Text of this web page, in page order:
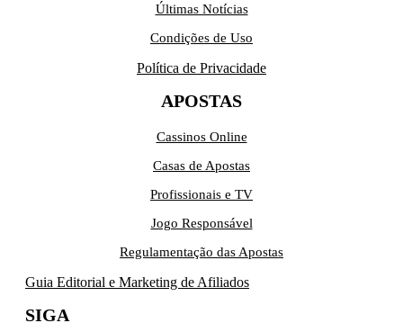
Últimas Notícias
Condições de Uso
Política de Privacidade
APOSTAS
Cassinos Online
Casas de Apostas
Profissionais e TV
Jogo Responsável
Regulamentação das Apostas
Guia Editorial e Marketing de Afiliados
SIGA